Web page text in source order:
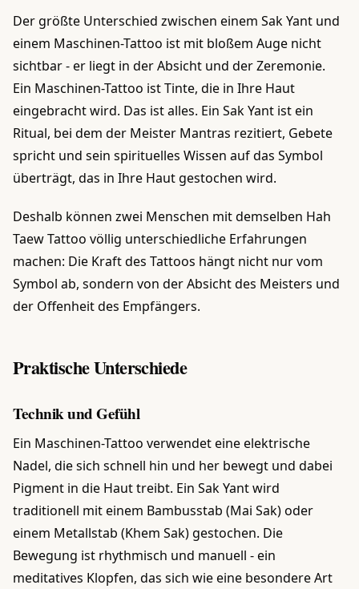
Der größte Unterschied zwischen einem Sak Yant und
einem Maschinen-Tattoo ist mit bloßem Auge nicht
sichtbar - er liegt in der Absicht und der Zeremonie.
Ein Maschinen-Tattoo ist Tinte, die in Ihre Haut
eingebracht wird. Das ist alles. Ein Sak Yant ist ein
Ritual, bei dem der Meister Mantras rezitiert, Gebete
spricht und sein spirituelles Wissen auf das Symbol
überträgt, das in Ihre Haut gestochen wird.
Deshalb können zwei Menschen mit demselben Hah
Taew Tattoo völlig unterschiedliche Erfahrungen
machen: Die Kraft des Tattoos hängt nicht nur vom
Symbol ab, sondern von der Absicht des Meisters und
der Offenheit des Empfängers.
Praktische Unterschiede
Technik und Gefühl
Ein Maschinen-Tattoo verwendet eine elektrische
Nadel, die sich schnell hin und her bewegt und dabei
Pigment in die Haut treibt. Ein Sak Yant wird
traditionell mit einem Bambusstab (Mai Sak) oder
einem Metallstab (Khem Sak) gestochen. Die
Bewegung ist rhythmisch und manuell - ein
meditatives Klopfen, das sich wie eine besondere Art